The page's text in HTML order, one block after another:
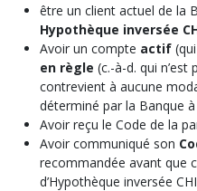
être un client actuel de la
Hypothèque inversée
Avoir un compte actif
en règle (c.-à-d. qui
contrevient à aucune
déterminé par la Banque
Avoir reçu le Code de la
Avoir communiqué son
recommandée avant que
d’Hypothèque inversée